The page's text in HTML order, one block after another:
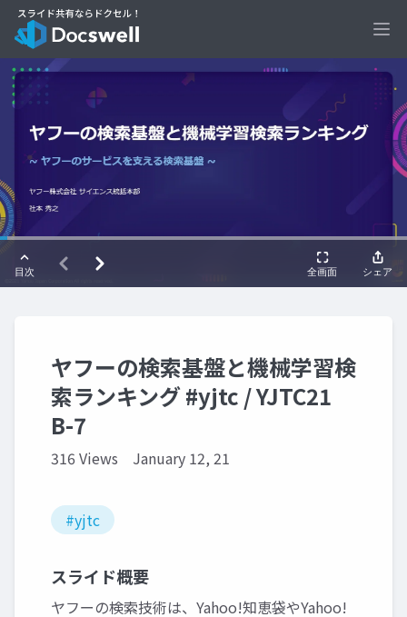
ヤフーの検索基盤と機械学習検
索ランキング #yjtc / YJTC21
B-7
316 Views January 12, 21
#yjtc
スライド概要
ヤフーの検索技術は、Yahoo!知恵袋やYahoo!